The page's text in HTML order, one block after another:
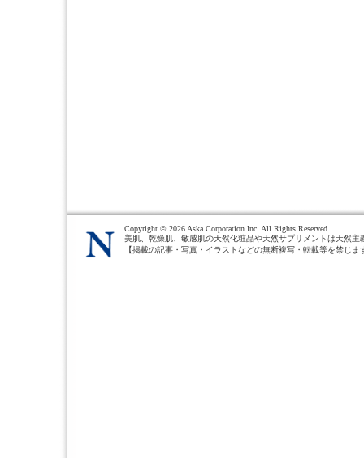
Copyright © 2026 Aska Corporation Inc. All Rights Reserved.
美肌、乾燥肌、敏感肌の天然化粧品や天然サプリメントは天然主
【掲載の記事・写真・イラストなどの無断複写・転載等を禁じま